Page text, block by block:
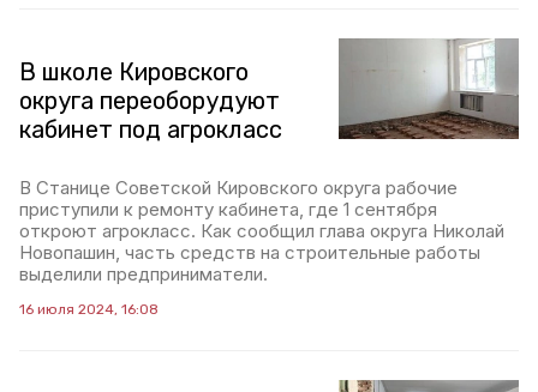
В школе Кировского
округа переоборудуют
кабинет под агрокласс
В Станице Советской Кировского округа рабочие
приступили к ремонту кабинета, где 1 сентября
откроют агрокласс. Как сообщил глава округа Николай
Новопашин, часть средств на строительные работы
выделили предприниматели.
16 июля 2024, 16:08